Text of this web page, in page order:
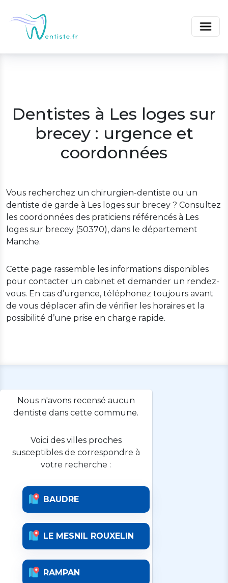
Dentistes à Les loges sur
brecey : urgence et
coordonnées
Vous recherchez un chirurgien-dentiste ou un
dentiste de garde à Les loges sur brecey ? Consultez
les coordonnées des praticiens référencés à Les
loges sur brecey (50370), dans le département
Manche.
Cette page rassemble les informations disponibles
pour contacter un cabinet et demander un rendez-
vous. En cas d’urgence, téléphonez toujours avant
de vous déplacer afin de vérifier les horaires et la
possibilité d’une prise en charge rapide.
Nous n'avons recensé aucun
dentiste dans cette commune.
Voici des villes proches
susceptibles de correspondre à
votre recherche :
BAUDRE
LE MESNIL ROUXELIN
RAMPAN